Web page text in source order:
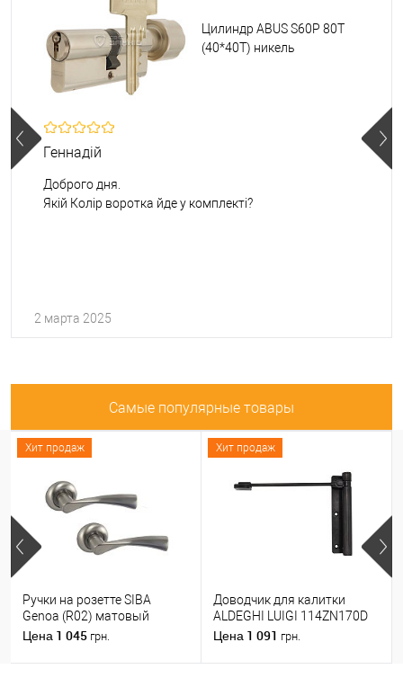
Цилиндр ABUS S60P 80T
(40*40T) никель
Геннадій
Доброго дня.
Якій Колір воротка йде у комплекті?
2 марта 2025
Самые популярные товары
Хит продаж
Ручки на розетте SIBA
Genoa (R02) матовый
никель
Цена 1 045 грн.
Хит продаж
Доводчик для калитки
ALDEGHI LUIGI 114ZN170D
правый черный цинк
Цена 1 091 грн.